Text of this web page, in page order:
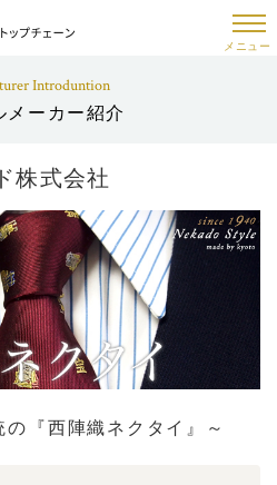
メニュー
Introduntion
メーカー紹介
株式会社
『西陣織ネクタイ』～